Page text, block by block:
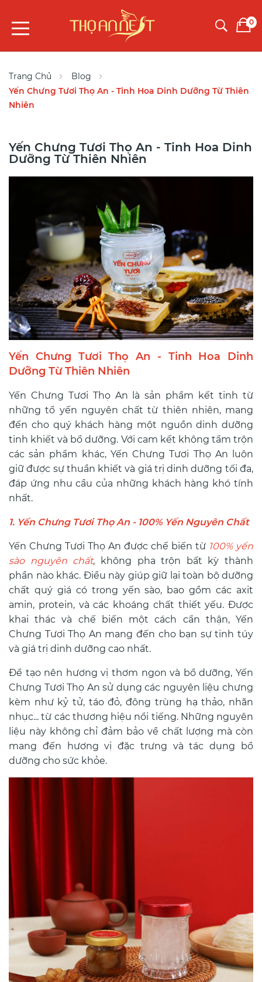
0
Trang Chủ
Blog
Yến Chưng Tươi Thọ An - Tinh Hoa Dinh Dưỡng Từ Thiên
Nhiên
Yến Chưng Tươi Thọ An - Tinh Hoa Dinh
Dưỡng Từ Thiên Nhiên
Yến Chưng Tươi Thọ An - Tinh Hoa Dinh
Dưỡng Từ Thiên Nhiên
Yến Chưng Tươi Thọ An là sản phẩm kết tinh từ
những tổ yến nguyên chất từ thiên nhiên, mang
đến cho quý khách hàng một nguồn dinh dưỡng
tinh khiết và bổ dưỡng. Với cam kết không tẩm trộn
các sản phẩm khác, Yến Chưng Tươi Thọ An luôn
giữ được sự thuần khiết và giá trị dinh dưỡng tối đa,
đáp ứng nhu cầu của những khách hàng khó tính
nhất.
1. Yến Chưng Tươi Thọ An - 100% Yến Nguyên Chất
Yến Chưng Tươi Thọ An được chế biến từ 100% yến
sào nguyên chất, không pha trộn bất kỳ thành
phần nào khác. Điều này giúp giữ lại toàn bộ dưỡng
chất quý giá có trong yến sào, bao gồm các axit
amin, protein, và các khoáng chất thiết yếu. Được
khai thác và chế biến một cách cẩn thận, Yến
Chưng Tươi Thọ An mang đến cho bạn sự tinh túy
và giá trị dinh dưỡng cao nhất.
Để tạo nên hương vị thơm ngon và bổ dưỡng, Yến
Chưng Tươi Thọ An sử dụng các nguyên liệu chưng
kèm như kỷ tử, táo đỏ, đông trùng hạ thảo, nhãn
nhục... từ các thương hiệu nổi tiếng. Những nguyên
liệu này không chỉ đảm bảo về chất lượng mà còn
mang đến hương vị đặc trưng và tác dụng bổ
dưỡng cho sức khỏe.